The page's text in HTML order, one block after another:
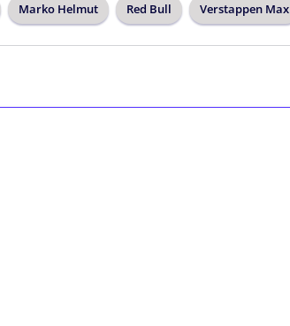
Marko Helmut Red Bull Verstappen Max